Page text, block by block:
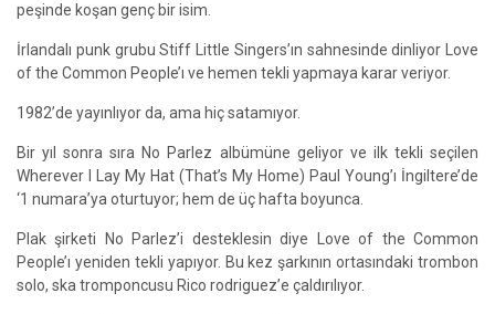
peşinde koşan genç bir isim.
İrlandalı punk grubu Stiff Little Singers’ın sahnesinde dinliyor Love
of the Common People’ı ve hemen tekli yapmaya karar veriyor.
1982’de yayınlıyor da, ama hiç satamıyor.
Bir yıl sonra sıra No Parlez albümüne geliyor ve ilk tekli seçilen
Wherever I Lay My Hat (That’s My Home) Paul Young’ı İngiltere’de
‘1 numara’ya oturtuyor; hem de üç hafta boyunca.
Plak şirketi No Parlez’i desteklesin diye Love of the Common
People’ı yeniden tekli yapıyor. Bu kez şarkının ortasındaki trombon
solo, ska tromponcusu Rico rodriguez’e çaldırılıyor.